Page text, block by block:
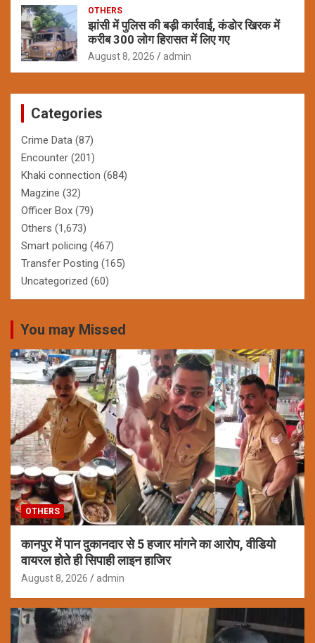
OTHERS
झांसी में पुलिस की बड़ी कार्रवाई, कंडोर खिरक में
करीब 300 लोग हिरासत में लिए गए
August 8, 2026 admin
Categories
Crime Data (87)
Encounter (201)
Khaki connection (684)
Magzine (32)
Officer Box (79)
Others (1,673)
Smart policing (467)
Transfer Posting (165)
Uncategorized (60)
You may Missed
OTHERS
कानपुर में पान दुकानदार से 5 हजार मांगने का आरोप, वीडियो
वायरल होते ही सिपाही लाइन हाजिर
August 8, 2026 admin